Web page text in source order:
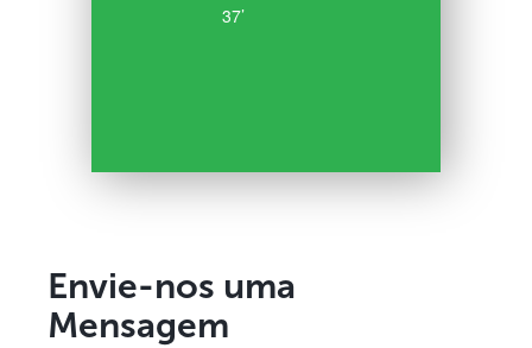
37’
Envie-nos uma
Mensagem